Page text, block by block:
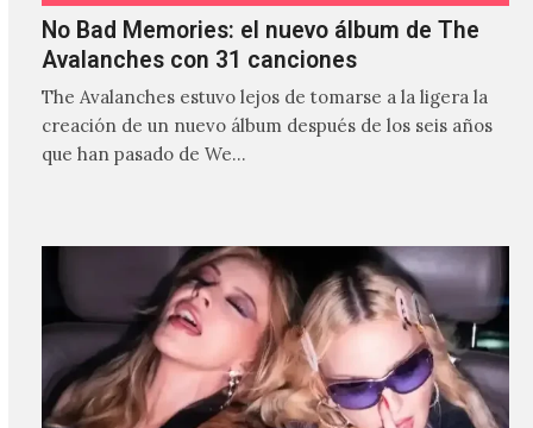
No Bad Memories: el nuevo álbum de The
Avalanches con 31 canciones
The Avalanches estuvo lejos de tomarse a la ligera la
creación de un nuevo álbum después de los seis años
que han pasado de We…